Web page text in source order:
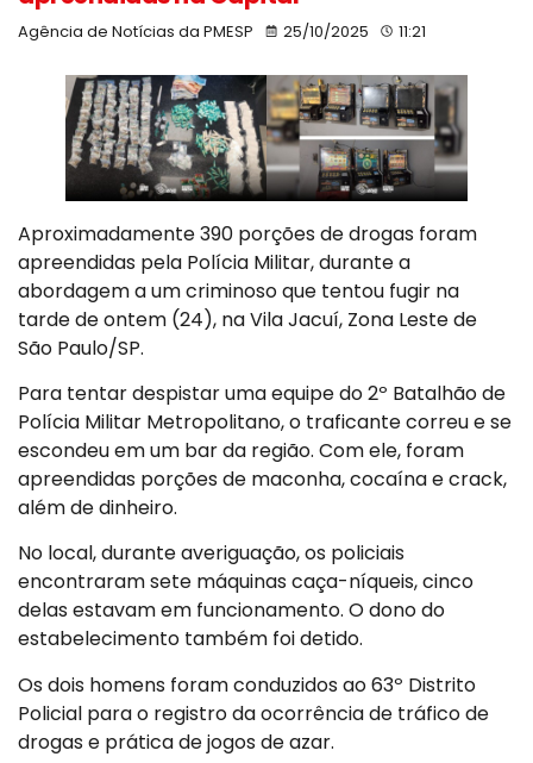
Agência de Notícias da PMESP 25/10/2025 11:21
Aproximadamente 390 porções de drogas foram
apreendidas pela Polícia Militar, durante a
abordagem a um criminoso que tentou fugir na
tarde de ontem (24), na Vila Jacuí, Zona Leste de
São Paulo/SP.
Para tentar despistar uma equipe do 2º Batalhão de
Polícia Militar Metropolitano, o traficante correu e se
escondeu em um bar da região. Com ele, foram
apreendidas porções de maconha, cocaína e crack,
além de dinheiro.
No local, durante averiguação, os policiais
encontraram sete máquinas caça-níqueis, cinco
delas estavam em funcionamento. O dono do
estabelecimento também foi detido.
Os dois homens foram conduzidos ao 63º Distrito
Policial para o registro da ocorrência de tráfico de
drogas e prática de jogos de azar.